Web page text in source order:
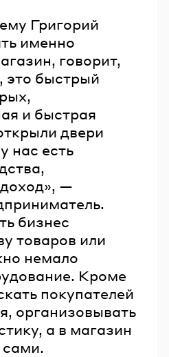
Григорий
именно
говорит,
это быстрый
и быстрая
двери
нас есть
—
бизнес
товаров или
немало
Кроме
покупателей
организовывать
а в магазин